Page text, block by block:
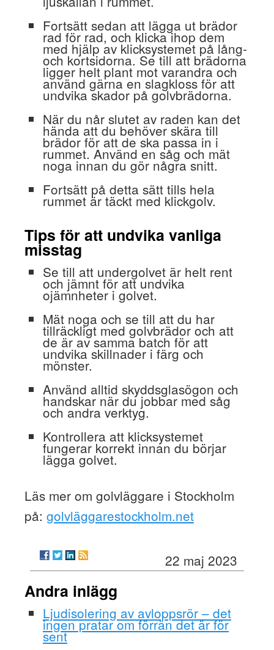
Fortsätt sedan att lägga ut brädor
rad för rad, och klicka ihop dem
med hjälp av klicksystemet på lång-
och kortsidorna. Se till att brädorna
ligger helt plant mot varandra och
använd gärna en slagkloss för att
undvika skador på golvbrädorna.
När du når slutet av raden kan det
hända att du behöver skära till
brädor för att de ska passa in i
rummet. Använd en såg och mät
noga innan du gör några snitt.
Fortsätt på detta sätt tills hela
rummet är täckt med klickgolv.
Tips för att undvika vanliga
misstag
Se till att undergolvet är helt rent
och jämnt för att undvika
ojämnheter i golvet.
Mät noga och se till att du har
tillräckligt med golvbrädor och att
de är av samma batch för att
undvika skillnader i färg och
mönster.
Använd alltid skyddsglasögon och
handskar när du jobbar med såg
och andra verktyg.
Kontrollera att klicksystemet
fungerar korrekt innan du börjar
lägga golvet.
Läs mer om golvläggare i Stockholm
på: golvläggarestockholm.net
22 maj 2023
Andra inlägg
Ljudisolering av avloppsrör – det
ingen pratar om förrän det är för
sent